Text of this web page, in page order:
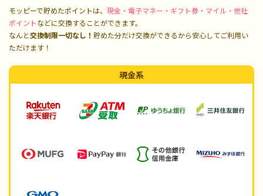
モッピーで貯めたポイントは、 現金・電子マネー・ギフト券・マイル・他社
ポイントなどに交換することができます。
なんと交換制限一切なし！ 貯めた分だけ交換ができるから安心してご利用い
ただけます！
現金系